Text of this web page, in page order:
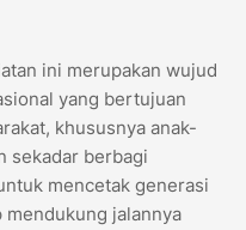
ini merupakan wujud
yang bertujuan
khususnya anak-
sekadar berbagi
mencetak generasi
mendukung jalannya